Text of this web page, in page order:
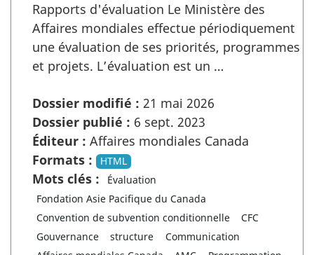
Rapports d'évaluation Le Ministère des
Affaires mondiales effectue périodiquement
une évaluation de ses priorités, programmes
et projets. L’évaluation est un …
Dossier modifié : 21 mai 2026
Dossier publié : 6 sept. 2023
Éditeur : Affaires mondiales Canada
Formats :
HTML
Mots clés :
Évaluation
Fondation Asie Pacifique du Canada
Convention de subvention conditionnelle
CFC
Gouvernance
structure
Communication